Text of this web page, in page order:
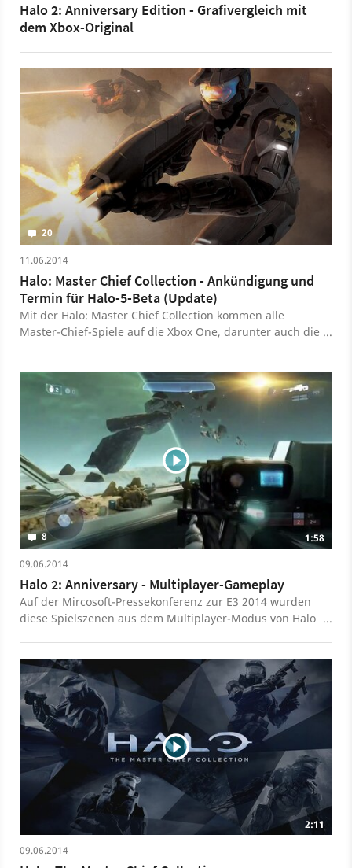
Halo 2: Anniversary Edition - Grafivergleich mit
dem Xbox-Original
20
11.06.2014
Halo: Master Chief Collection - Ankündigung und
Termin für Halo-5-Beta (Update)
Mit der Halo: Master Chief Collection kommen alle
Master-Chief-Spiele auf die Xbox One, darunter auch die
Halo Nightfall.
8
1:58
09.06.2014
Halo 2: Anniversary - Multiplayer-Gameplay
Auf der Mircosoft-Pressekonferenz zur E3 2014 wurden
diese Spielszenen aus dem Multiplayer-Modus von Halo
2 Anniversary ist Teil der Xbox-One-exklusiven Halo:
Master Chief Collection.
2:11
09.06.2014